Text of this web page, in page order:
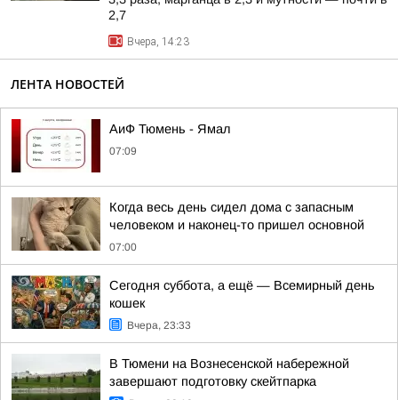
2,7
Вчера, 14:23
ЛЕНТА НОВОСТЕЙ
АиФ Тюмень - Ямал
07:09
Когда весь день сидел дома с запасным
человеком и наконец-то пришел основной
07:00
Сегодня суббота, а ещё — Всемирный день
кошек
Вчера, 23:33
В Тюмени на Вознесенской набережной
завершают подготовку скейтпарка